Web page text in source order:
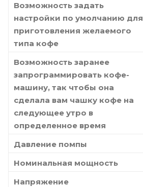
Возможность задать
настройки по умолчанию для
приготовления желаемого
типа кофе
Возможность заранее
запрограммировать кофе-
машину, так чтобы она
сделала вам чашку кофе на
следующее утро в
определенное время
Давление помпы
Номинальная мощность
Напряжение